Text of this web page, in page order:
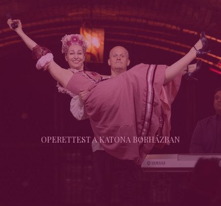
OPERETTEST A KATONA BORHÁZBAN